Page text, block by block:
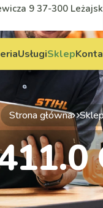
9 37-300 Leżajsk
UsługiSklep
Strona główna